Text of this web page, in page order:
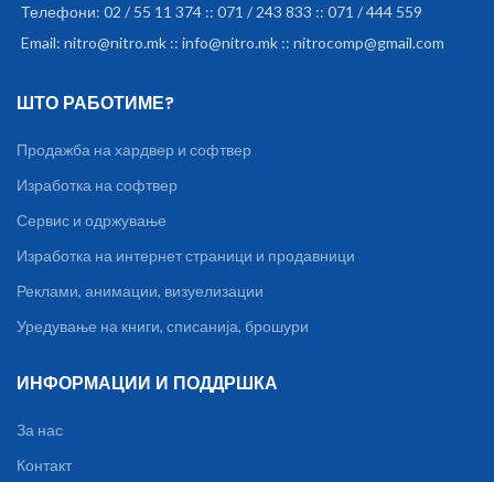
Телефони: 02 / 55 11 374 :: 071 / 243 833 :: 071 / 444 559
Email: nitro@nitro.mk :: info@nitro.mk :: nitrocomp@gmail.com
ШТО РАБОТИМЕ?
Продажба на хардвер и софтвер
Изработка на софтвер
Сервис и одржување
Изработка на интернет страници и продавници
Реклами, анимации, визуелизации
Уредување на книги, списанија, брошури
ИНФОРМАЦИИ И ПОДДРШКА
За нас
Контакт